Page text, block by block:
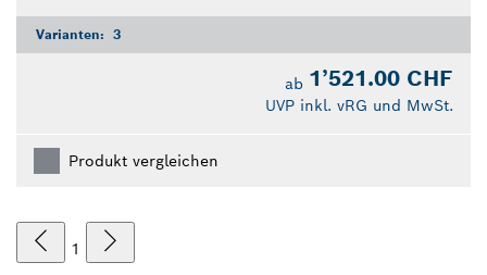
Varianten: 3
ab 1’521.00 CHF
UVP inkl. vRG und MwSt.
Produkt vergleichen
1